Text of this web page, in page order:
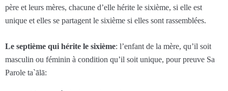
père et leurs mères, chacune d’elle hérite le sixième, si elle est
unique et elles se partagent le sixième si elles sont rassemblées.
Le septième qui hérite le sixième: l’enfant de la mère, qu’il soit
masculin ou féminin à condition qu’il soit unique, pour preuve Sa
Parole ta`ālā: